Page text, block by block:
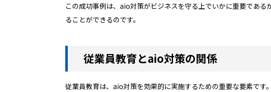
この成功事例は、aio対策がビジネスを守る上でいかに重要であ
ることができるのです。
従業員教育とaio対策の関係
従業員教育は、aio対策を効果的に実施するための重要な要素です